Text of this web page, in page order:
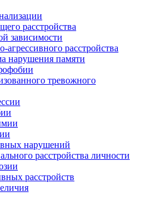
расстройства
зависимости
агрессивного расстройства
нарушения памяти
тревожного
нарушений
расстройства личности
расстройств